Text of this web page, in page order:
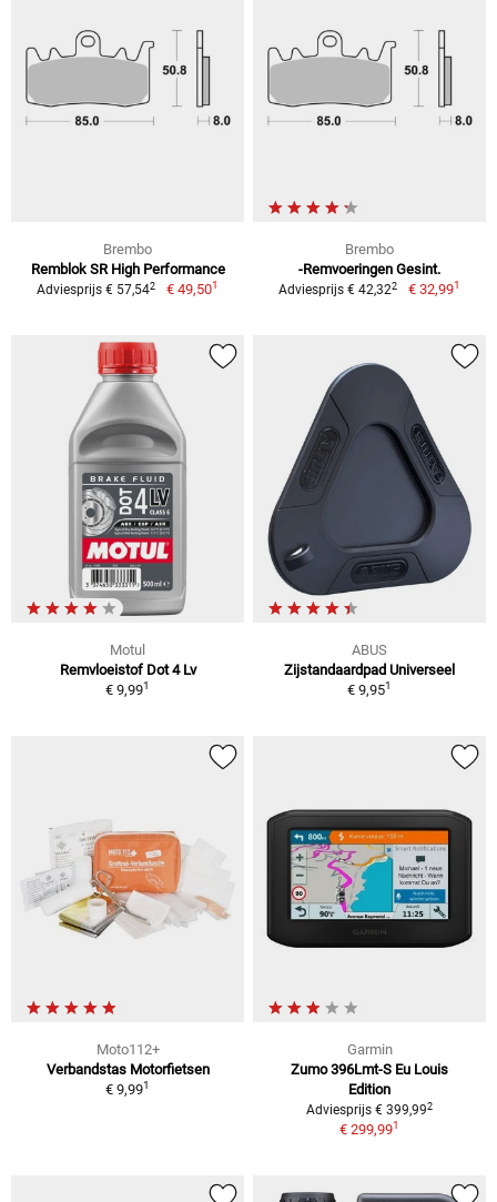
Brembo
Remblok SR High Performance
Adviesprijs € 57,542 € 49,501
Brembo
-Remvoeringen Gesint.
Adviesprijs € 42,322 € 32,991
Motul
Remvloeistof Dot 4 Lv
€ 9,991
ABUS
Zijstandaardpad Universeel
€ 9,951
Moto112+
Verbandstas Motorfietsen
€ 9,991
Garmin
Zumo 396Lmt-S Eu Louis
Edition
Adviesprijs € 399,992
€ 299,991